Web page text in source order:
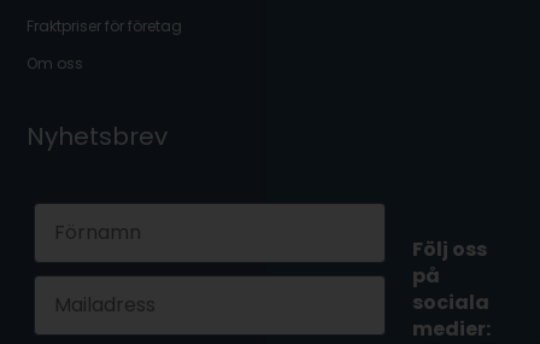
Fraktpriser för företag
Om oss
Nyhetsbrev
Följ oss
på
sociala
medier: